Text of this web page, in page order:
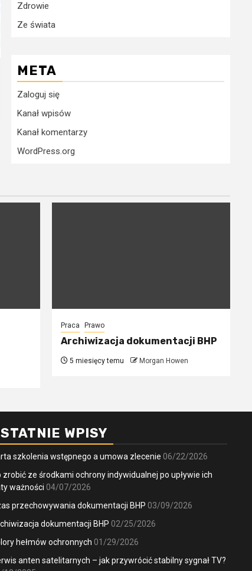
Zdrowie
Ze świata
META
Zaloguj się
Kanał wpisów
Kanał komentarzy
WordPress.org
Praca Prawo
Archiwizacja dokumentacji BHP
5 miesięcy temu Morgan Howen
WPISY
szkolenia wstępnego a umowa zlecenie 06/22/2026
zrobić ze środkami ochrony indywidualnej po upływie ich
ważności 04/07/2026
przechowywania dokumentacji BHP 03/09/2026
dokumentacji BHP 02/25/2026
hełmów ochronnych 01/29/2026
anten satelitarnych – jak przywrócić stabilny sygnał TV?